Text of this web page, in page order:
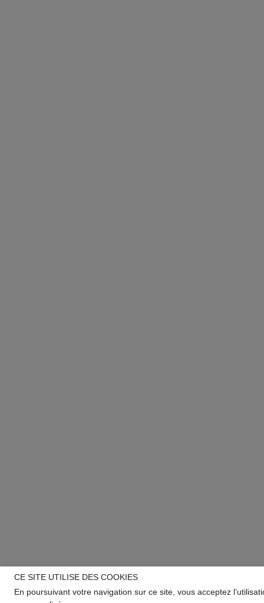
CE SITE UTILISE DES COOKIES
En poursuivant votre navigation sur ce site, vous acceptez